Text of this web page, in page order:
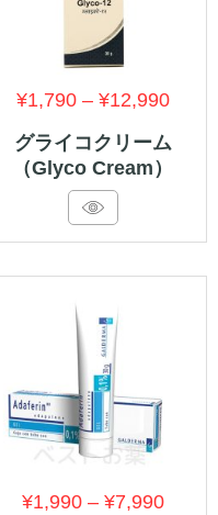
グライコクリーム
（Glyco Cream）
¥1,790 –¥12,990価
–
¥1,990 –¥7,990価